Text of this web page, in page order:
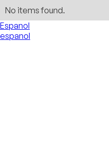
No items found.
Espanol
espanol